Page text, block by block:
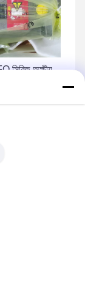
ডিসপ্লেসমেন্ট পাম্প